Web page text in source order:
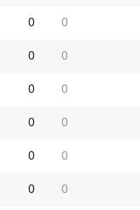
0
0
0
0
0
0
0
0
0
0
0
0